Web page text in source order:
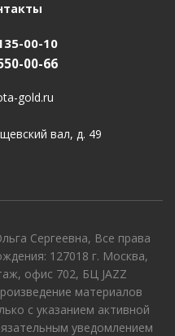
00-10
00-66
gold.ru
вал, д. 49
Сергеевна, Все права
127018 г. Москва,
офис 702, БЦ JAZZ
материалов
с указанием активной
уведомлением